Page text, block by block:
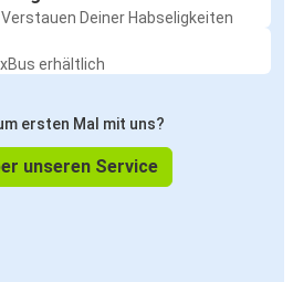
Deiner Habseligkeiten
erhältlich
ersten Mal mit uns?
unseren Service